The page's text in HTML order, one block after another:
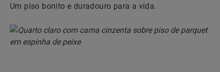
Um piso bonito e duradouro para a vida.